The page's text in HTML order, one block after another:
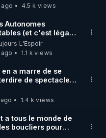
(stages,
SUR ODYSEE
aussi sur la
4.5 k views
Autonomes
(et c'est légal).
village en
L'Espoir
1.1 k views
en a marre de se
de spectacle.
donc de devenir
1.4 k views
a tous le monde de
boucliers pour
mes publications